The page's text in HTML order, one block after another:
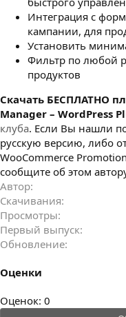
Интеграция с
кампании, для
Установить
Фильтр по любой
продуктов
Cкачать БЕСПЛАТНО
Manager – WordPress
клуба. Если Вы нашли
русскую версию, либо
WooCommerce
сообщите об этом
Автор
Скачивания
Просмотры
Первый выпуск
Обновление
Оценки
0
.
Оценок: 0